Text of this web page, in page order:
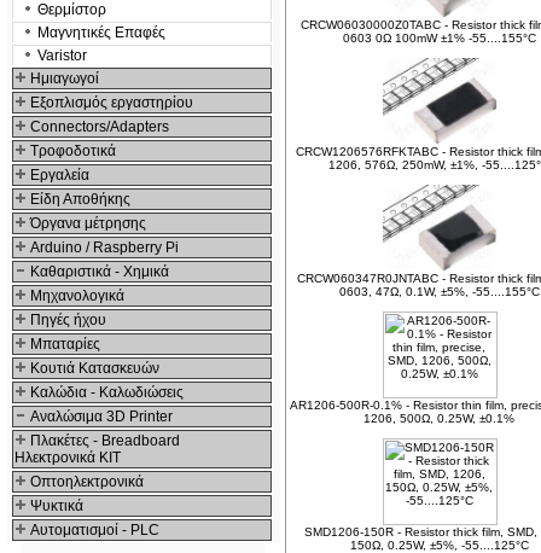
Θερμίστορ
Μαγνητικές Επαφές
Varistor
Hμιαγωγοί
Εξοπλισμός εργαστηρίου
Connectors/Adapters
Τροφοδοτικά
Εργαλεία
Είδη Αποθήκης
Όργανα μέτρησης
Arduino / Raspberry Pi
Καθαριστικά - Χημικά
Μηχανολογικά
Πηγές ήχου
Μπαταρίες
Κουτιά Κατασκευών
Καλώδια - Καλωδιώσεις
Αναλώσιμα 3D Printer
Πλακέτες - Breadboard
Ηλεκτρονικά ΚΙΤ
Οπτοηλεκτρονικά
Ψυκτικά
Αυτοματισμοί - PLC
CRCW06030000Z0TABC - Resistor thick
0603 0Ω 100mW ±1% -55....155°C
CRCW1206576RFKTABC - Resistor thick
1206, 576Ω, 250mW, ±1%, -
CRCW060347R0JNTABC - Resistor thick
0603, 47Ω, 0.1W, ±5%, -55....155°C
AR1206-500R-0.1% - Resistor thin film,
1206, 500Ω, 0.25W, ±0.1%
SMD1206-150R - Resistor thick film,
150Ω, 0.25W, ±5%, -55....125°C